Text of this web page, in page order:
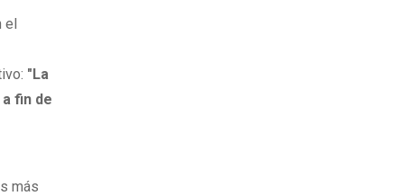
"La
fin de
más